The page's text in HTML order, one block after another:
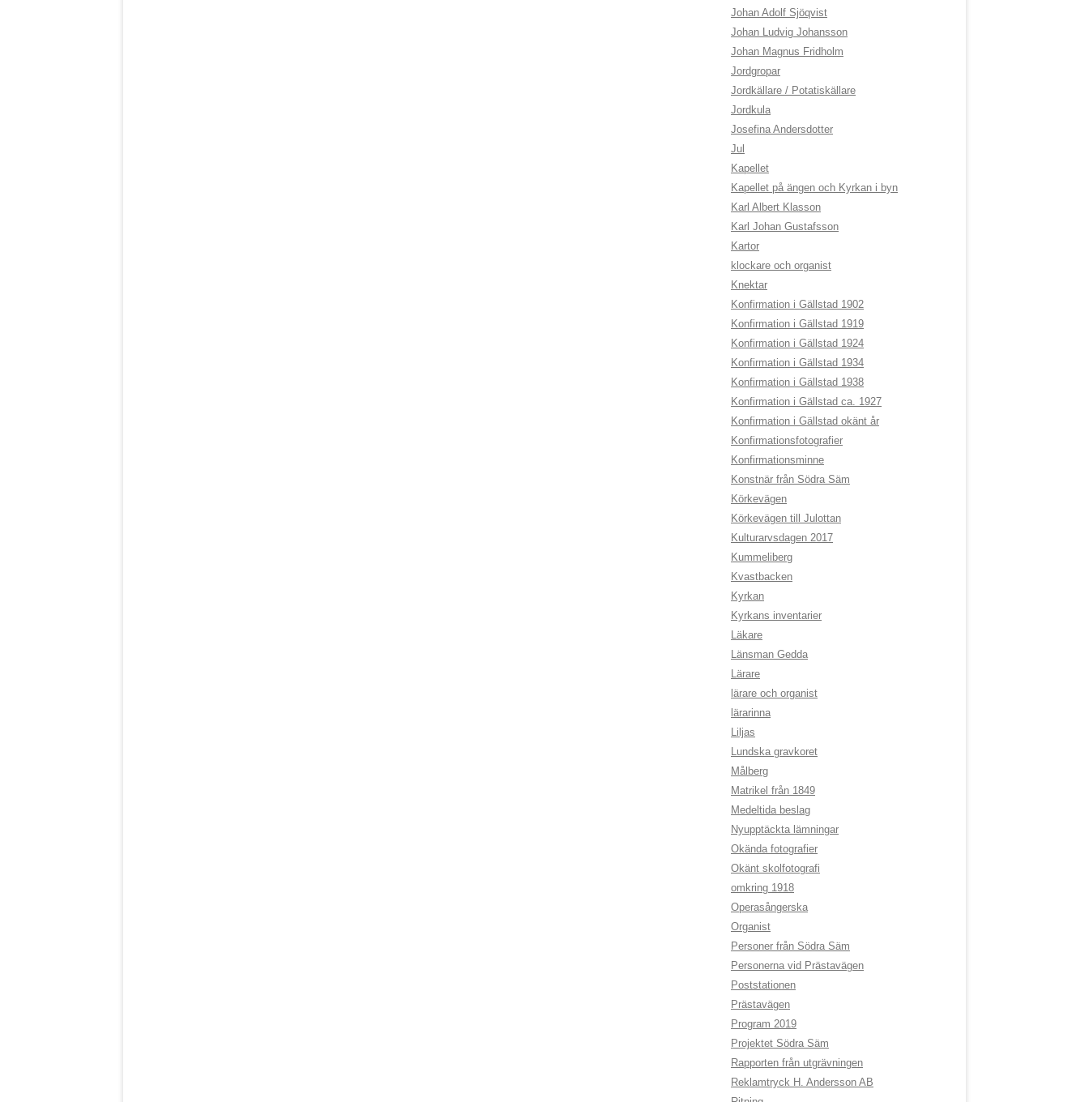
Johan Adolf Sjöqvist
Johan Ludvig Johansson
Johan Magnus Fridholm
Jordgropar
Jordkällare / Potatiskällare
Jordkula
Josefina Andersdotter
Jul
Kapellet
Kapellet på ängen och Kyrkan i byn
Karl Albert Klasson
Karl Johan Gustafsson
Kartor
klockare och organist
Knektar
Konfirmation i Gällstad 1902
Konfirmation i Gällstad 1919
Konfirmation i Gällstad 1924
Konfirmation i Gällstad 1934
Konfirmation i Gällstad 1938
Konfirmation i Gällstad ca. 1927
Konfirmation i Gällstad okänt år
Konfirmationsfotografier
Konfirmationsminne
Konstnär från Södra Säm
Körkevägen
Körkevägen till Julottan
Kulturarvsdagen 2017
Kummeliberg
Kvastbacken
Kyrkan
Kyrkans inventarier
Läkare
Länsman Gedda
Lärare
lärare och organist
lärarinna
Liljas
Lundska gravkoret
Målberg
Matrikel från 1849
Medeltida beslag
Nyupptäckta lämningar
Okända fotografier
Okänt skolfotografi
omkring 1918
Operasångerska
Organist
Personer från Södra Säm
Personerna vid Prästavägen
Poststationen
Prästavägen
Program 2019
Projektet Södra Säm
Rapporten från utgrävningen
Reklamtryck H. Andersson AB